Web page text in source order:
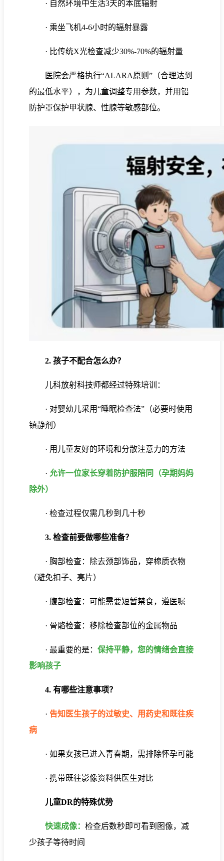
· 自然环境中生活3天的本底辐射
· 乘坐飞机4-6小时的辐射暴露
· 比传统X光检查减少30%-70%的辐射量
医院会严格执行“ALARA原则 ”（合理达到
的最低水平），为儿童调整专用参数，并用铅
防护罩保护甲状腺、性腺等敏感部位。
2. 孩子不配合怎么办？
儿科放射科技师都经过特殊培训：
· 对婴幼儿采用“睡眠检查法”（必要时使用
镇静剂）
· 用儿童友好的环境和分散注意力的方法
· 允许一位家长穿着防护服陪同（孕期妈妈
除外）
· 检查过程仅需几秒到几十秒
3. 检查前要做哪些准备？
· 胸部检查：除去颈部饰品，穿棉质衣物
（避免扣子、亮片）
· 腹部检查：可能需要短暂禁食，遵医嘱
· 骨骼检查：移除检查部位的金属物品
· 最重要的是： 保持平静，您的情绪会直接
影响孩子
4. 有哪些注意事项？
· 告知医生孩子的过敏史、用药史和既往疾
病
· 如果女孩已进入青春期，需排除怀孕可能
· 携带既往影像资料供医生对比
儿童DR的特殊优势
快速成像： 检查后数秒即可看到图像，减
少孩子等待时间